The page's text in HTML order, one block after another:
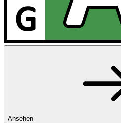
Ansehen